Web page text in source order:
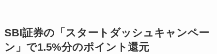
SBI証券の「スタートダッシュキャンペー
ン」で1.5%分のポイント還元